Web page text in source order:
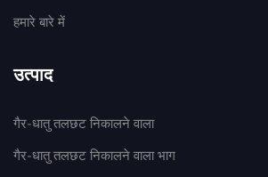
हमारे बारे में
उत्पाद
गैर-धातु तलछट निकालने वाला
गैर-धातु तलछट निकालने वाला भाग